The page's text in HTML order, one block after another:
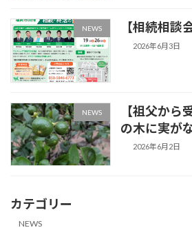
NEWS 【相続相談
2026年6月3日
NEWS
【祖父から
の木に実が
2026年6月2日
カテゴリー
NEWS